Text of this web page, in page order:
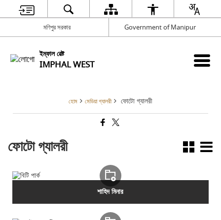
মণিপুর সরকার Government of Manipur
ইম্ফাল ৱেষ্ট
IMPHAL WEST
হোম মেডিয়া গ্যালরী ফোটো গ্যালরী
ফোটো গ্যালরী
শাহিদ মিনার